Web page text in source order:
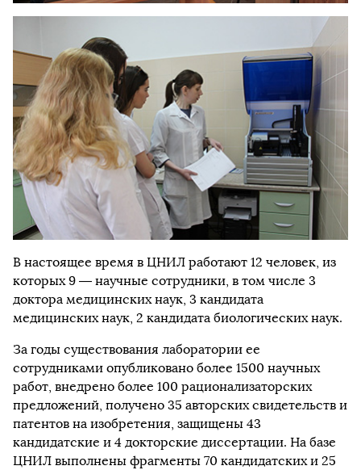
В настоящее время в ЦНИЛ работают 12 человек, из
которых 9 — научные сотрудники, в том числе 3
доктора медицинских наук, 3 кандидата
медицинских наук, 2 кандидата биологических наук.
За годы существования лаборатории ее
сотрудниками опубликовано более 1500 научных
работ, внедрено более 100 рационализаторских
предложений, получено 35 авторских свидетельств и
патентов на изобретения, защищены 43
кандидатские и 4 докторские диссертации. На базе
ЦНИЛ выполнены фрагменты 70 кандидатских и 25